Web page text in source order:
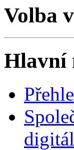
Volba
Hlavní